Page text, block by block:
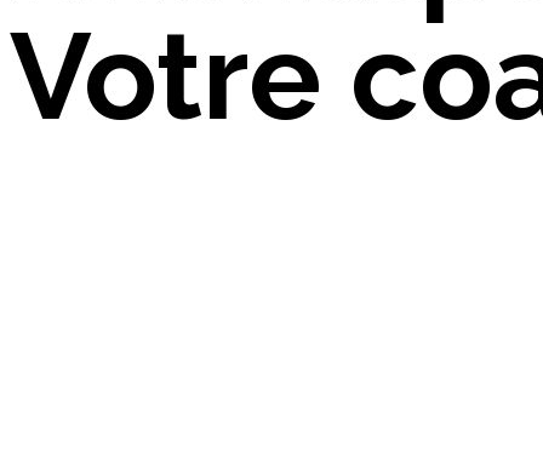
Votre